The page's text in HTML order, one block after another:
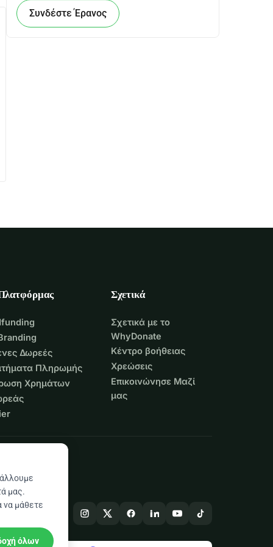
Συνδέστε Έρανος
Δωρεές
Πληρωμής
Χρημάτων
Σχετικά
Σχετικά με το
WhyDonate
Κέντρο βοήθειας
Χρεώσεις
Επικοινώνησε Μαζί
μας
μας.
να μάθετε
όλων